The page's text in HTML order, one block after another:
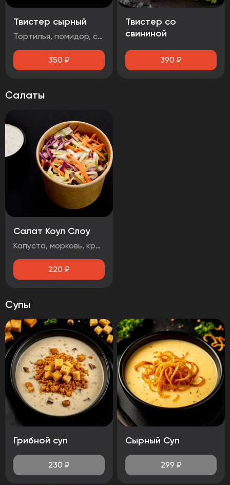
Твистер сырный
Тортилья, помидор, салат айсберг, сыр чеддер, стрипсы 2шт., соус сырный
350 ₽
Твистер со
свининой
390 ₽
Салаты
Салат Коул Слоу
Капуста, морковь, красный лук, кинза
220 ₽
Супы
Грибной суп
230 ₽
Сырный Суп
299 ₽